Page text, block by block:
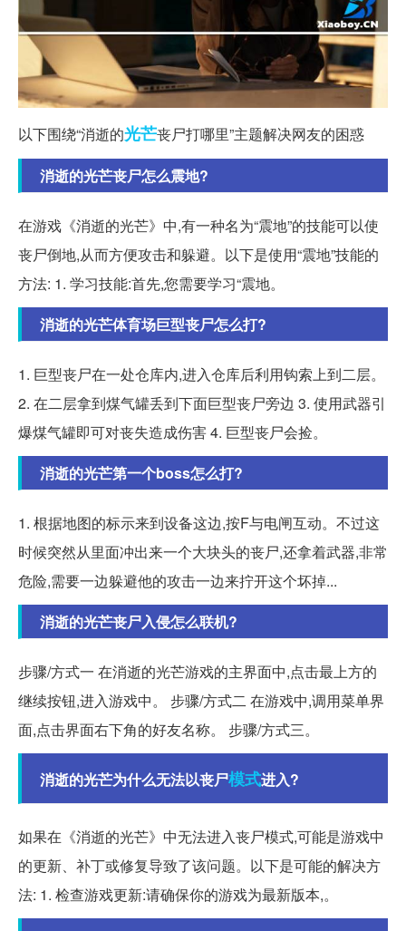
以下围绕“消逝的光芒丧尸打哪里”主题解决网友的困惑
消逝的光芒丧尸怎么震地?
在游戏《消逝的光芒》中,有一种名为“震地”的技能可以使
丧尸倒地,从而方便攻击和躲避。以下是使用“震地”技能的
方法: 1. 学习技能:首先,您需要学习“震地。
消逝的光芒体育场巨型丧尸怎么打?
1. 巨型丧尸在一处仓库内,进入仓库后利用钩索上到二层。
2. 在二层拿到煤气罐丢到下面巨型丧尸旁边 3. 使用武器引
爆煤气罐即可对丧失造成伤害 4. 巨型丧尸会捡。
消逝的光芒第一个boss怎么打?
1. 根据地图的标示来到设备这边,按F与电闸互动。不过这
时候突然从里面冲出来一个大块头的丧尸,还拿着武器,非常
危险,需要一边躲避他的攻击一边来拧开这个坏掉...
消逝的光芒丧尸入侵怎么联机?
步骤/方式一 在消逝的光芒游戏的主界面中,点击最上方的
继续按钮,进入游戏中。 步骤/方式二 在游戏中,调用菜单界
面,点击界面右下角的好友名称。 步骤/方式三。
消逝的光芒为什么无法以丧尸模式进入?
如果在《消逝的光芒》中无法进入丧尸模式,可能是游戏中
的更新、补丁或修复导致了该问题。以下是可能的解决方
法: 1. 检查游戏更新:请确保你的游戏为最新版本,。